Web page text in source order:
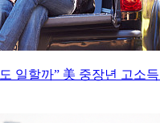
일할까” 美 중장년 고소